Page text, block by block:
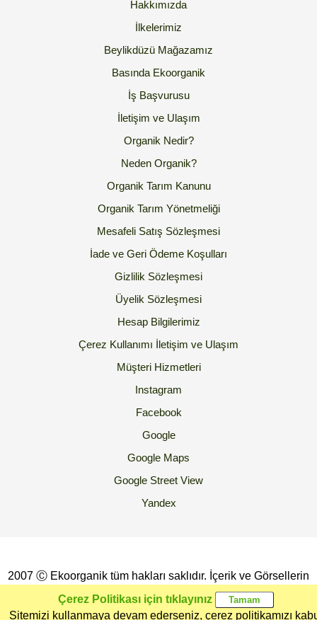
Hakkımızda
İlkelerimiz
Beylikdüzü Mağazamız
Basında Ekoorganik
İş Başvurusu
İletişim ve Ulaşım
Organik Nedir?
Neden Organik?
Organik Tarım Kanunu
Organik Tarım Yönetmeliği
Mesafeli Satış Sözleşmesi
İade ve Geri Ödeme Koşulları
Gizlilik Sözleşmesi
Üyelik Sözleşmesi
Hesap Bilgilerimiz
Çerez Kullanımı İletişim ve Ulaşım
Müşteri Hizmetleri
Instagram
Facebook
Google
Google Maps
Google Street View
Yandex
Çerez Politikası için tıklayınız
Sitemizi kullanmaya devam ederseniz, çerez politikamızı
2007 Ⓒ Ekoorganik tüm hakları saklıdır. İçerik ve Görsellerin
İzinsiz Kopyalanması yada Kullanılması Yasaktır.